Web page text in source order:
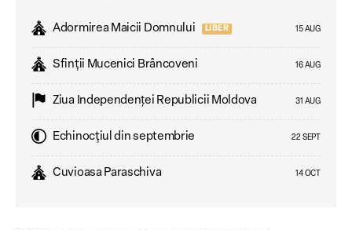
Adormirea Maicii Domnului LIBER 15 AUG
Sfinții Mucenici Brâncoveni 16 AUG
Ziua Independenţei Republicii Moldova 31 AUG
Echinocțiul din septembrie 22 SEPT
Cuvioasa Paraschiva 14 OCT